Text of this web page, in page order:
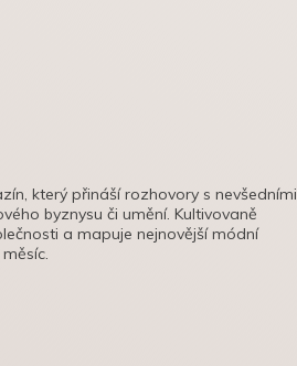
který přináší rozhovory s nevšedními
byznysu či umění. Kultivovaně
a mapuje nejnovější módní